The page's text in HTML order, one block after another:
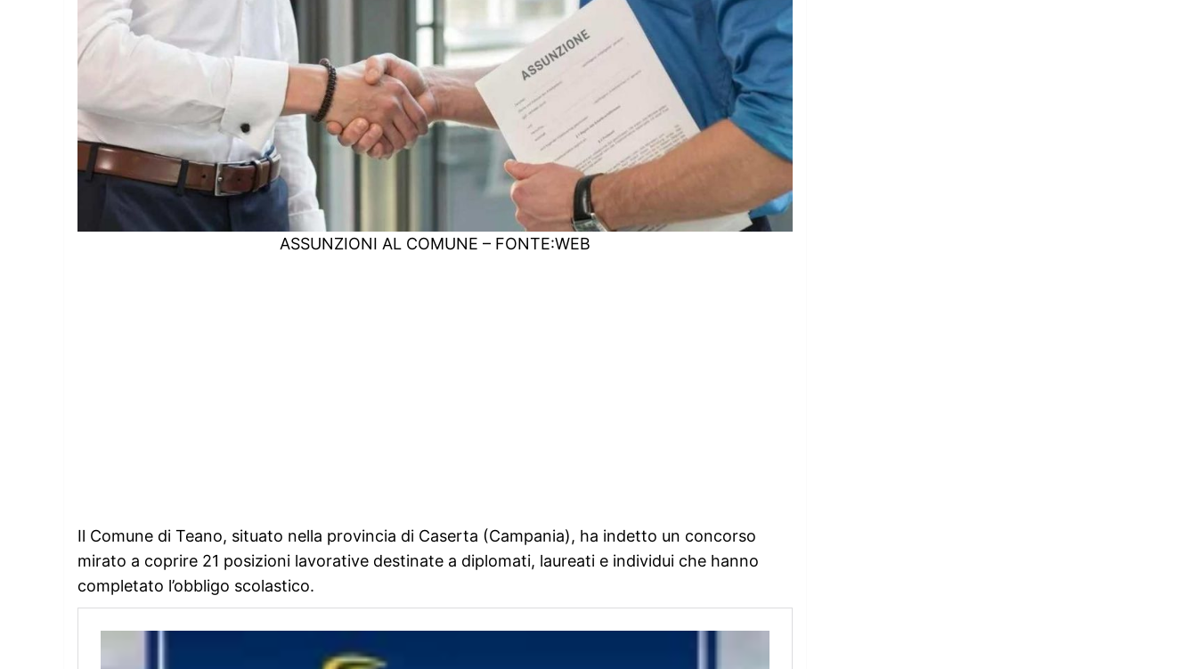
ASSUNZIONI AL COMUNE – FONTE:WEB
Il Comune di Teano, situato nella provincia di Caserta (Campania), ha indetto un concorso
mirato a coprire 21 posizioni lavorative destinate a diplomati, laureati e individui che hanno
completato l’obbligo scolastico.